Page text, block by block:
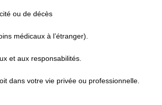
ou de décès
médicaux à l’étranger).
et aux responsabilités.
dans votre vie privée ou professionnelle.